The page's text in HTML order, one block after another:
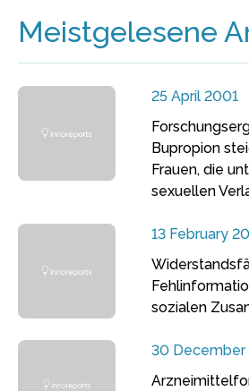
Meistgelesene
25 April 2001
Bupropion
Frauen, die
sexuellen
13 February
sozialen
30 December